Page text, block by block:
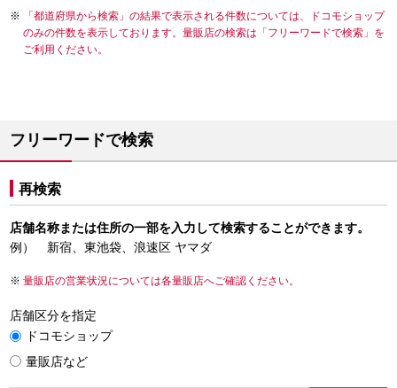
「都道府県から検索」の結果で表示される件数については、ドコモショップ
のみの件数を表示しております。量販店の検索は「フリーワードで検索」を
ご利用ください。
フリーワードで検索
再検索
店舗名称または住所の一部を入力して検索することができます。
例） 新宿、東池袋、浪速区 ヤマダ
量販店の営業状況については各量販店へご確認ください。
店舗区分を指定
ドコモショップ
量販店など